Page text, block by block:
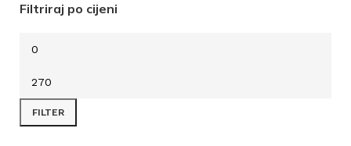
Filtriraj po cijeni
FILTER